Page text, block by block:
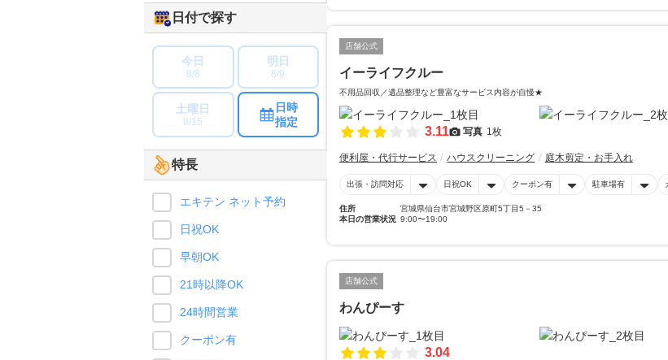
店舗公式
イーライフクルー
不用品回収／遺品整理など豊富なサービス内容が自慢★
3.11 写真 1枚
便利屋・代行サービス ハウスクリーニング 庭木剪定・お手入れ
出張・訪問対応 日祝OK クーポン有 駐車場有
住所
宮城県仙台市宮城野区原町5丁目5－35
本日の営業状況 9:00〜19:00
店舗公式
わんぴーす
3.04
日付で探す
今日
8/8
明日
8/9
土曜日
8/15
日時
指定
特長
エキテン ネット予約
日祝OK
早朝OK
21時以降OK
24時間営業
クーポン有